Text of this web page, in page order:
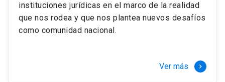
instituciones jurídicas en el marco de la realidad
que nos rodea y que nos plantea nuevos desafíos
como comunidad nacional.
Ver más keyboard_arrow_right